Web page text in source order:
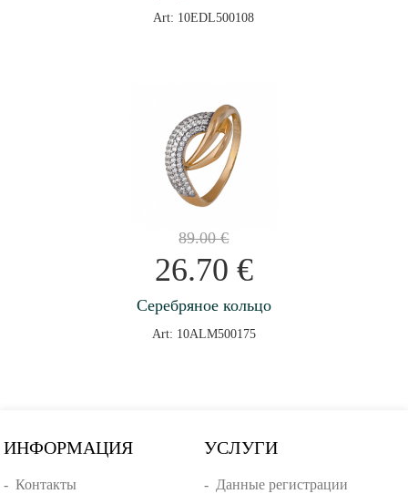
Art: 10EDL500108
89.00€
26.70 €
Серебряное кольцо
Art: 10ALM500175
ИНФОРМАЦИЯ
-Контакты
УСЛУГИ
- Данные регистрации